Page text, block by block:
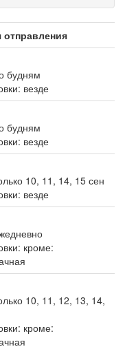
отправления
будням
везде
будням
везде
10, 11, 14, 15 сен
везде
кроме:
10, 11, 12, 13, 14,
кроме: